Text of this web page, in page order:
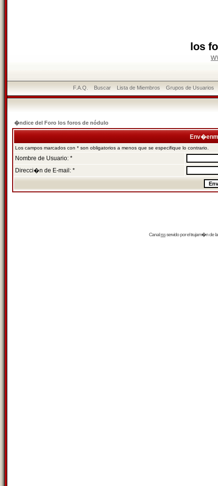
los
F.A.Q. Buscar Lista de Miembros Grupos de Usuarios
�ndice del Foro los foros de nódulo
Los campos marcados con * son obligatorios a menos que se especifique lo contrario.
Nombre de Usuario: *
Direcci�n de E-mail: *
Canalrssservido por eltrujam�nde